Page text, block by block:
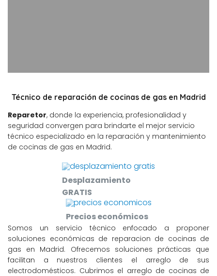
Técnico de reparación de cocinas de gas en Madrid
Reparetor, donde la experiencia, profesionalidad y
seguridad convergen para brindarte el mejor servicio
técnico especializado en la reparación y mantenimiento
de cocinas de gas en Madrid.
Desplazamiento
GRATIS
Precios económicos
Somos un servicio técnico enfocado a proponer
soluciones económicas de reparacion de cocinas de
gas en Madrid. Ofrecemos soluciones prácticas que
facilitan a nuestros clientes el arreglo de sus
electrodomésticos. Cubrimos el arreglo de cocinas de